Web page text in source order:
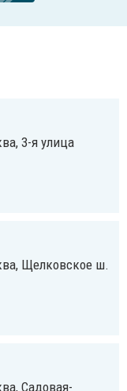
3-я улица
Щелковское ш.
Садовая-